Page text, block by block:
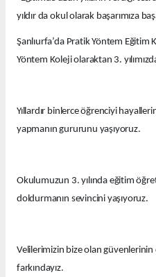
yıldır da okul olarak başarımıza
Şanlıurfa’da Pratik Yöntem Eğitim
Yöntem Koleji olaraktan 3.
Yıllardır binlerce öğrenciyi
yapmanın gururunu yaşıyoruz.
Okulumuzun 3. yılında eğitim
doldurmanın sevincini yaşıyoruz.
Velilerimizin bize olan güvenlerinin
farkındayız.